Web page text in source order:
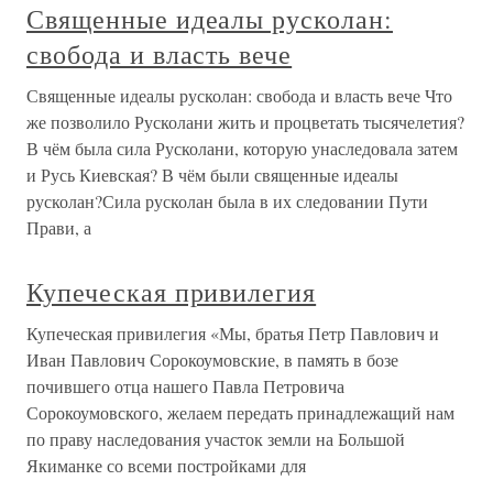
Священные идеалы русколан:
свобода и власть вече
Священные идеалы русколан: свобода и власть вече Что
же позволило Русколани жить и процветать тысячелетия?
В чём была сила Русколани, которую унаследовала затем
и Русь Киевская? В чём были священные идеалы
русколан?Сила русколан была в их следовании Пути
Прави, а
Купеческая привилегия
Купеческая привилегия «Мы, братья Петр Павлович и
Иван Павлович Сорокоумовские, в память в бозе
почившего отца нашего Павла Петровича
Сорокоумовского, желаем передать принадлежащий нам
по праву наследования участок земли на Большой
Якиманке со всеми постройками для